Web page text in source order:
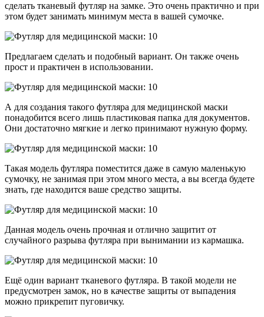
сделать тканевый футляр на замке. Это очень практично и при
этом будет занимать минимум места в вашей сумочке.
Предлагаем сделать и подобный вариант. Он также очень
прост и практичен в использовании.
А для создания такого футляра для медицинской маски
понадобится всего лишь пластиковая папка для документов.
Они достаточно мягкие и легко принимают нужную форму.
Такая модель футляра поместится даже в самую маленькую
сумочку, не занимая при этом много места, а вы всегда будете
знать, где находится ваше средство защиты.
Данная модель очень прочная и отлично защитит от
случайного разрыва футляра при вынимании из кармашка.
Ещё один вариант тканевого футляра. В такой модели не
предусмотрен замок, но в качестве защиты от выпадения
можно прикрепит пуговичку.